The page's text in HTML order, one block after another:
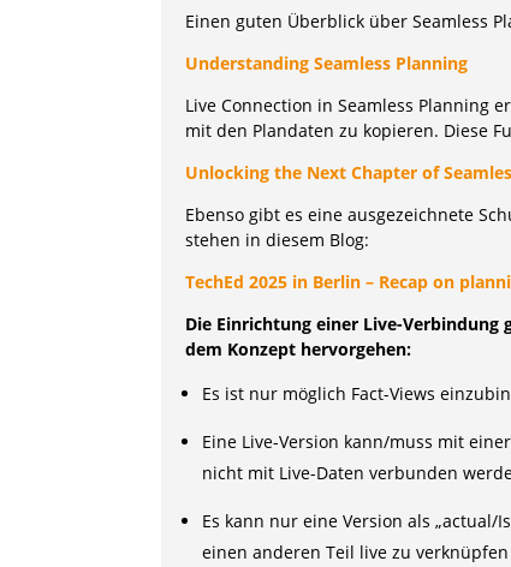
Einen guten Überblick über Seamless
Understanding Seamless Planning
Live Connection in Seamless Planning
mit den Plandaten zu kopieren. Diese
Unlocking the Next Chapter of
Ebenso gibt es eine ausgezeichnete
stehen in diesem Blog:
TechEd 2025 in Berlin – Recap on
Die Einrichtung einer Live-
dem Konzept hervorgehen:
Es ist nur möglich Fact-Views
Eine Live-Version kann/muss mit
nicht mit Live-Daten verbunden
Es kann nur eine Version als
einen anderen Teil live zu